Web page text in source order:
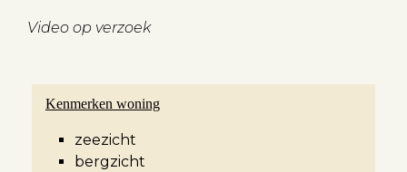
Video op verzoek
Kenmerken woning
zeezicht
bergzicht